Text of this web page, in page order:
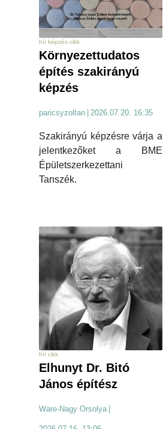
hír képzés cikk
Környezettudatos
építés szakirányú
képzés
paricsyzoltan 2026.07.20. 16:35
Szakirányú képzésre várja a
jelentkezőket a BME
Épületszerkezettani
Tanszék.
hír cikk
Elhunyt Dr. Bitó
János építész
Ware-Nagy Orsolya